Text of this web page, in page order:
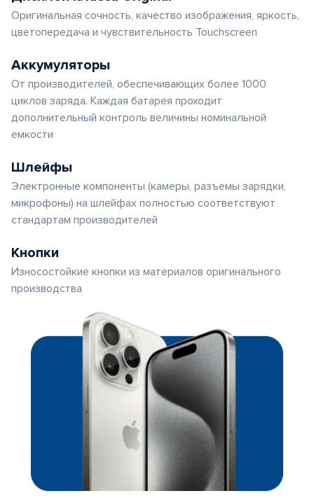
Оригинальная сочность, качество изображения, яркость,
цветопередача и чувствительность Touchscreen
Аккумуляторы
От производителей, обеспечивающих более 1000
циклов заряда. Каждая батарея проходит
дополнительный контроль величины номинальной
емкости
Шлейфы
Электронные компоненты (камеры, разъемы зарядки,
микрофоны) на шлейфах полностью соответствуют
стандартам производителей
Кнопки
Износостойкие кнопки из материалов оригинального
производства